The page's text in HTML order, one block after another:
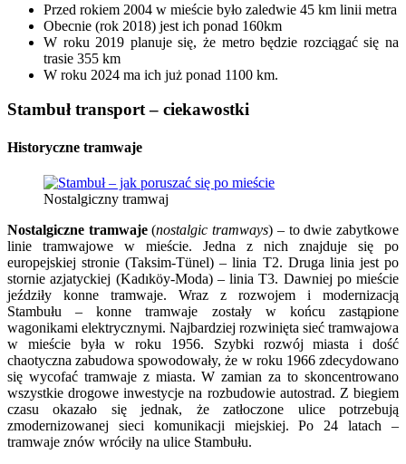
Przed rokiem 2004 w mieście było zaledwie 45 km linii metra
Obecnie (rok 2018) jest ich ponad 160km
W roku 2019 planuje się, że metro będzie rozciągać się na
trasie 355 km
W roku 2024 ma ich już ponad 1100 km.
Stambuł transport– ciekawostki
Historyczne tramwaje
Nostalgiczny tramwaj
Nostalgiczne tramwaje(nostalgic tramways) – to dwie zabytkowe
linie tramwajowe w mieście. Jedna z nich znajduje się po
europejskiej stronie (Taksim-Tünel) – linia T2. Druga linia jest po
stornie azjatyckiej (Kadıköy-Moda) – linia T3. Dawniej po mieście
jeździły konne tramwaje. Wraz z rozwojem i modernizacją
Stambułu – konne tramwaje zostały w końcu zastąpione
wagonikami elektrycznymi. Najbardziej rozwinięta sieć tramwajowa
w mieście była w roku 1956. Szybki rozwój miasta i dość
chaotyczna zabudowa spowodowały, że w roku 1966 zdecydowano
się wycofać tramwaje z miasta. W zamian za to skoncentrowano
wszystkie drogowe inwestycje na rozbudowie autostrad. Z biegiem
czasu okazało się jednak, że zatłoczone ulice potrzebują
zmodernizowanej sieci komunikacji miejskiej. Po 24 latach –
tramwaje znów wróciły na ulice Stambułu.